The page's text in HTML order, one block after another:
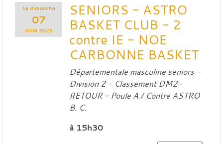
Le dimanche
07
JUIN 2026
SENIORS - ASTRO
BASKET CLUB - 2
contre IE - NOE
CARBONNE BASKET
Départementale masculine seniors -
Division 2 - Classement DM2-
RETOUR - Poule A / Contre ASTRO
B. C.
à 15h30